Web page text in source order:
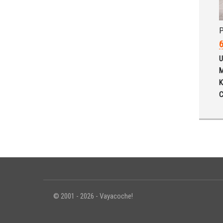
© 2001 - 2026 - Vayacoche!